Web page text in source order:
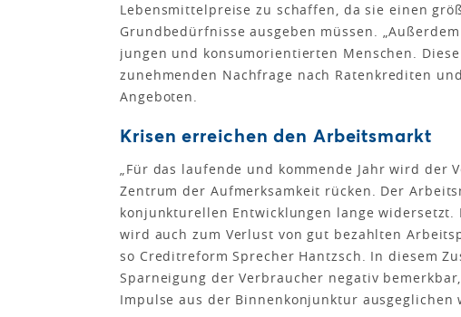
Lebensmittelpreise zu schaffen, da sie einen
Grundbedürfnisse ausgeben müssen.
jungen und konsumorientierten Menschen.
zunehmenden Nachfrage nach Ratenkrediten
Angeboten.
Krisen erreichen den Arbeitsmarkt
„Für das laufende und kommende Jahr wird der
Zentrum der Aufmerksamkeit rücken. Der
konjunkturellen Entwicklungen lange
wird auch zum Verlust von gut bezahlten
so Creditreform Sprecher Hantzsch. In diesem
Sparneigung der Verbraucher negativ
Impulse aus der Binnenkonjunktur ausgeglichen